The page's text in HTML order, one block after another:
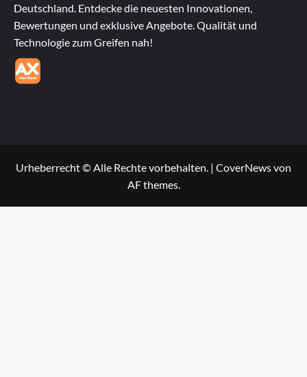
Deutschland. Entdecke die neuesten Innovationen,
Bewertungen und exklusive Angebote. Qualität und
Technologie zum Greifen nah!
Urheberrecht © Alle Rechte vorbehalten. | CoverNewsvon
AF themes.